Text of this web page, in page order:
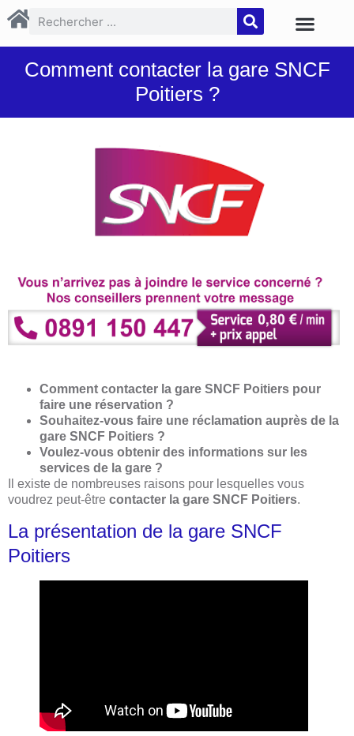
Comment contacter la gare SNCF
Poitiers ?
Comment contacter la gare SNCF Poitiers pour
faire une réservation ?
Souhaitez-vous faire une réclamation auprès de la
gare SNCF Poitiers ?
Voulez-vous obtenir des informations sur les
services de la gare ?
Il existe de nombreuses raisons pour lesquelles vous
voudrez peut-être contacter la gare SNCF Poitiers.
La présentation de la gare SNCF
Poitiers